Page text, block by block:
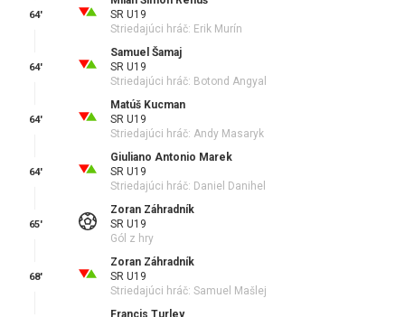
64'
SR U19
Striedajúci hráč: Erik Murín
64'
Samuel Šamaj
SR U19
Striedajúci hráč: Botond Angyal
64'
Matúš Kucman
SR U19
Striedajúci hráč: Andy Masaryk
64'
Giuliano Antonio Marek
SR U19
Striedajúci hráč: Daniel Danihel
65'
Zoran Záhradník
SR U19
Gól z hry
68'
Zoran Záhradník
SR U19
Striedajúci hráč: Samuel Mašlej
Francis Turley